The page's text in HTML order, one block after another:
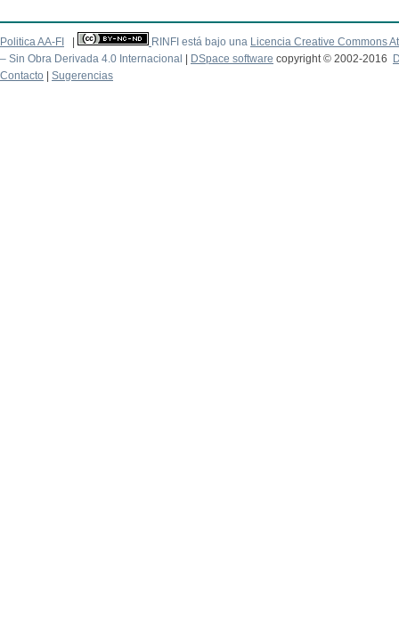
Politica AA-FI RINFI está bajo una Licencia Creative Commons
– Sin Obra Derivada 4.0 Internacional
DSpace software copyright © 2002-2016
Contacto
Sugerencias